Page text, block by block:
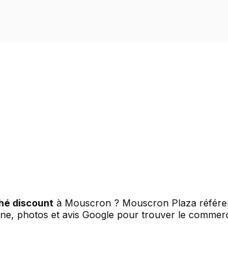
discount à Mouscron ? Mouscron Plaza
photos et avis Google pour trouver le